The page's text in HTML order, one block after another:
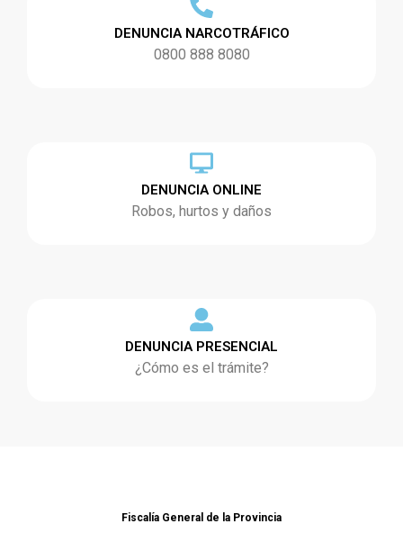
DENUNCIA NARCOTRÁFICO
0800 888 8080
DENUNCIA ONLINE
Robos, hurtos y daños
DENUNCIA PRESENCIAL
¿Cómo es el trámite?
Fiscalía General de la Provincia